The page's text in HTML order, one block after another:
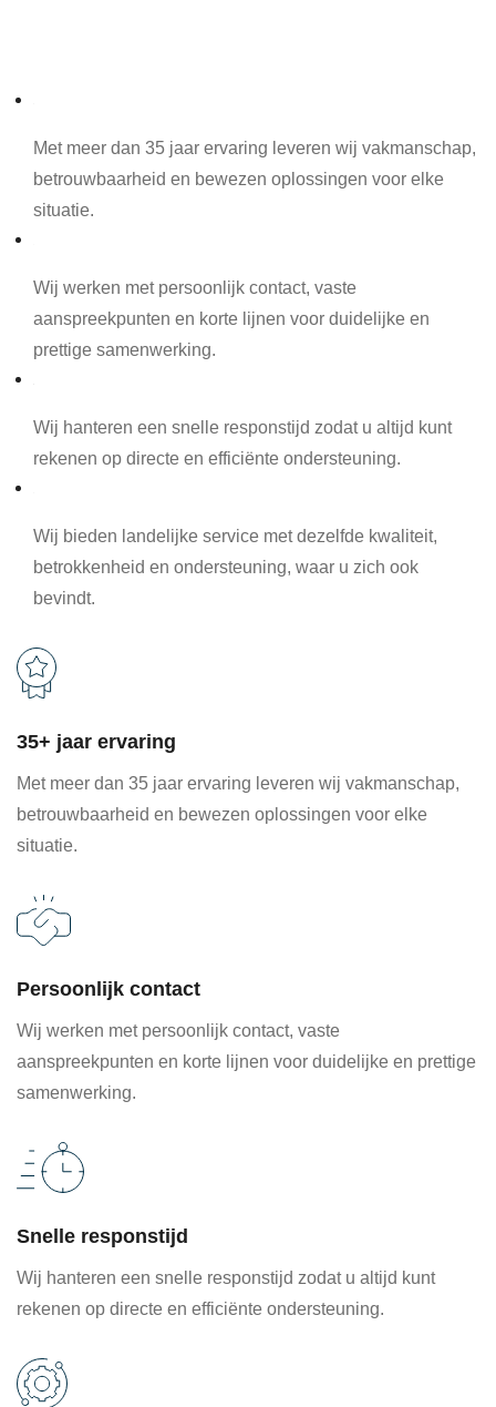
Met meer dan 35 jaar ervaring leveren wij vakmanschap,
betrouwbaarheid en bewezen oplossingen voor elke
situatie.
Wij werken met persoonlijk contact, vaste
aanspreekpunten en korte lijnen voor duidelijke en
prettige samenwerking.
Wij hanteren een snelle responstijd zodat u altijd kunt
rekenen op directe en efficiënte ondersteuning.
Wij bieden landelijke service met dezelfde kwaliteit,
betrokkenheid en ondersteuning, waar u zich ook
bevindt.
35+ jaar ervaring
Met meer dan 35 jaar ervaring leveren wij vakmanschap,
betrouwbaarheid en bewezen oplossingen voor elke
situatie.
Persoonlijk contact
Wij werken met persoonlijk contact, vaste
aanspreekpunten en korte lijnen voor duidelijke en prettige
samenwerking.
Snelle responstijd
Wij hanteren een snelle responstijd zodat u altijd kunt
rekenen op directe en efficiënte ondersteuning.